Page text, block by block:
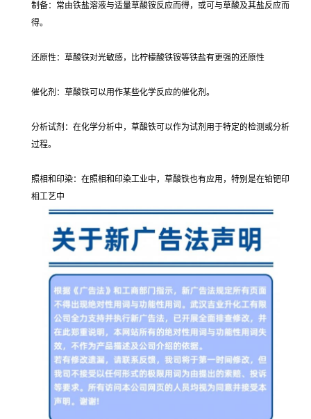
制备：常由铁盐溶液与适量草酸铵反应而得，或可与草酸及其盐反应而
得。
还原性：草酸铁对光敏感，比柠檬酸铁铵等铁盐有更强的还原性
催化剂：草酸铁可以用作某些化学反应的催化剂。
分析试剂：在化学分析中，草酸铁可以作为试剂用于特定的检测或分析
过程。
照相和印染：在照相和印染工业中，草酸铁也有应用，特别是在铂钯印
相工艺中